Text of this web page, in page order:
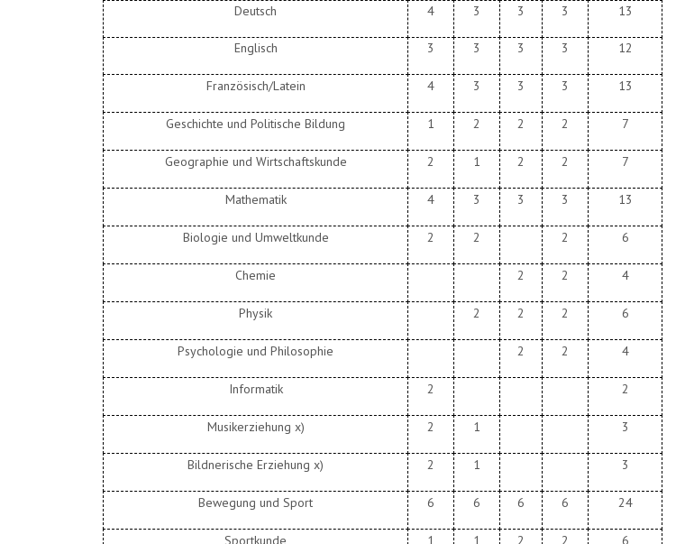
Deutsch 4 3 3 3 13
Englisch 3 3 3 3 12
Französisch/Latein 4 3 3 3 13
Geschichte und Politische Bildung 1 2 2 2 7
Geographie und Wirtschaftskunde 2 1 2 2 7
Mathematik 4 3 3 3 13
Biologie und Umweltkunde 2 2 2 6
Chemie 2 2 4
Physik 2 2 2 6
Psychologie und Philosophie 2 2 4
Informatik 2 2
Musikerziehung x) 2 1 3
Bildnerische Erziehung x) 2 1 3
Bewegung und Sport 6 6 6 6 24
Sportkunde 1 1 2 2 6